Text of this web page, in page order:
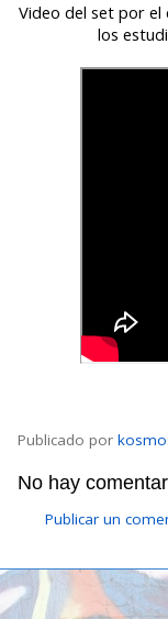
Video del set por el
los
Publicado por
No hay
Publicar un